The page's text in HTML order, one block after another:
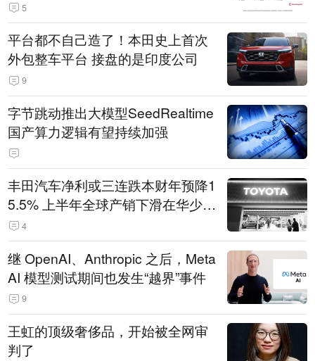
5
平台都不自己造了！本田史上首次
外包整车平台 接盘的是印度公司
9
字节跳动推出大模型SeedRealtime
国产算力逻辑有望持续加强
丰田汽车净利或三连跌本财年预降1
5.5% 上半年全球产销下滑在华少卖
14.3万辆
4
继 OpenAI、Anthropic 之后，Meta
AI 模型测试期间也发生“越界”事件
9
王虹的顶级奢侈品，开始被全网审
判了